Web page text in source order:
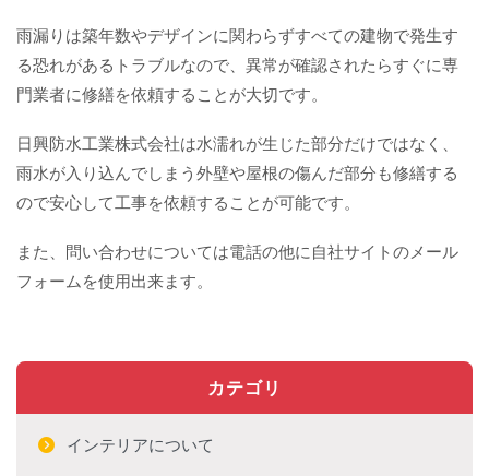
雨漏りは築年数やデザインに関わらずすべての建物で発生す
る恐れがあるトラブルなので、異常が確認されたらすぐに専
門業者に修繕を依頼することが大切です。
日興防水工業株式会社は水濡れが生じた部分だけではなく、
雨水が入り込んでしまう外壁や屋根の傷んだ部分も修繕する
ので安心して工事を依頼することが可能です。
また、問い合わせについては電話の他に自社サイトのメール
フォームを使用出来ます。
カテゴリ
インテリアについて